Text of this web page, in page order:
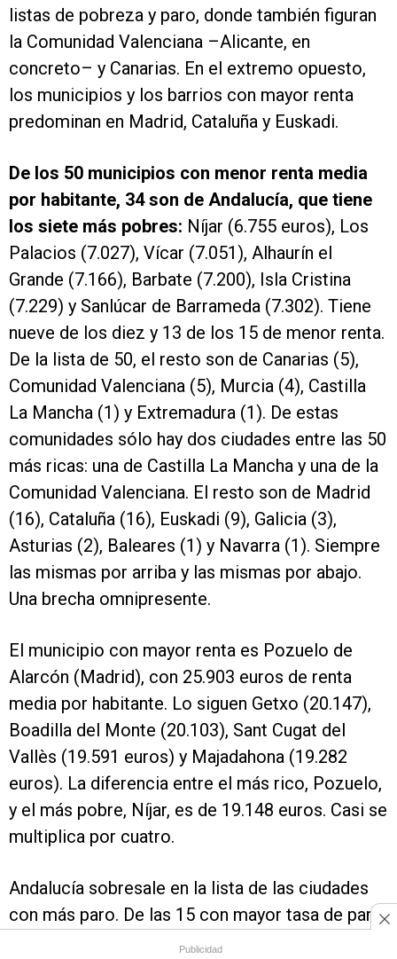
listas de pobreza y paro, donde también figuran
la Comunidad Valenciana –Alicante, en
concreto– y Canarias. En el extremo opuesto,
los municipios y los barrios con mayor renta
predominan en Madrid, Cataluña y Euskadi.
De los 50 municipios con menor renta media
por habitante, 34 son de Andalucía, que tiene
los siete más pobres: Níjar (6.755 euros), Los
Palacios (7.027), Vícar (7.051), Alhaurín el
Grande (7.166), Barbate (7.200), Isla Cristina
(7.229) y Sanlúcar de Barrameda (7.302). Tiene
nueve de los diez y 13 de los 15 de menor renta.
De la lista de 50, el resto son de Canarias (5),
Comunidad Valenciana (5), Murcia (4), Castilla
La Mancha (1) y Extremadura (1). De estas
comunidades sólo hay dos ciudades entre las 50
más ricas: una de Castilla La Mancha y una de la
Comunidad Valenciana. El resto son de Madrid
(16), Cataluña (16), Euskadi (9), Galicia (3),
Asturias (2), Baleares (1) y Navarra (1). Siempre
las mismas por arriba y las mismas por abajo.
Una brecha omnipresente.
El municipio con mayor renta es Pozuelo de
Alarcón (Madrid), con 25.903 euros de renta
media por habitante. Lo siguen Getxo (20.147),
Boadilla del Monte (20.103), Sant Cugat del
Vallès (19.591 euros) y Majadahona (19.282
euros). La diferencia entre el más rico, Pozuelo,
y el más pobre, Níjar, es de 19.148 euros. Casi se
multiplica por cuatro.
Andalucía sobresale en la lista de las ciudades
con más paro. De las 15 con mayor tasa de paro,
diez son andaluzas. Las cinco con más
Publicidad